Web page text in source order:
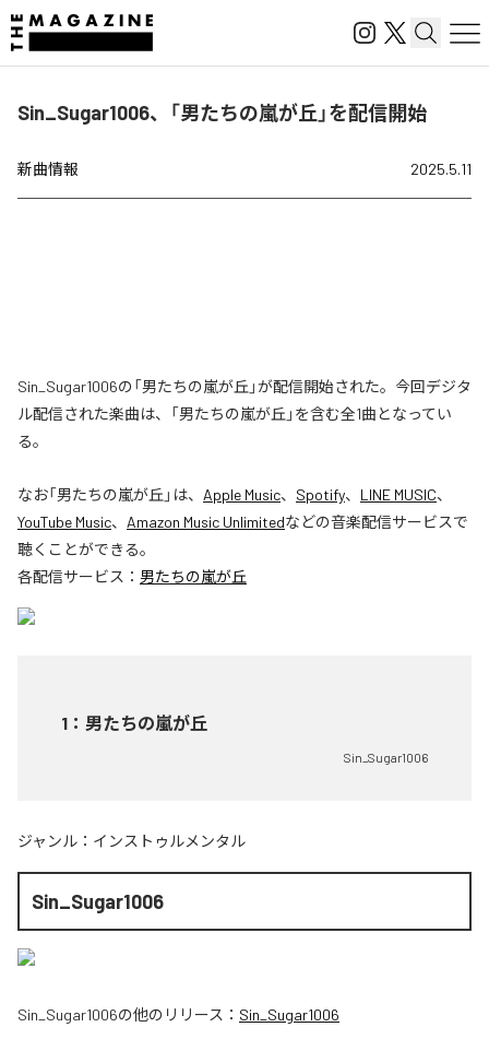
Sin_Sugar1006、「男たちの嵐が丘」を配信開始
新曲情報 2025.5.11
Sin_Sugar1006の「男たちの嵐が丘」が配信開始された。今回デジタ
ル配信された楽曲は、「男たちの嵐が丘」を含む全1曲となってい
る。
なお「男たちの嵐が丘 」は、 Apple Music、 Spotify、 LINE MUSIC、
YouTube Music、 Amazon Music Unlimitedなどの音楽配信サービスで
聴くことができる。
各配信サービス： 男たちの嵐が丘
1 ： 男たちの嵐が丘
Sin_Sugar1006
ジャンル： インストゥルメンタル
Sin_Sugar1006
Sin_Sugar1006の他のリリース： Sin_Sugar1006